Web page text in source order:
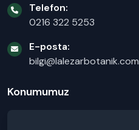
Telefon:
0216 322 5253
E-posta:
bilgi@lalezarbotanik.com
Konumumuz